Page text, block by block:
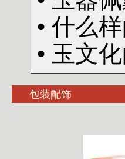
• 什么
• 玉文
包装配饰